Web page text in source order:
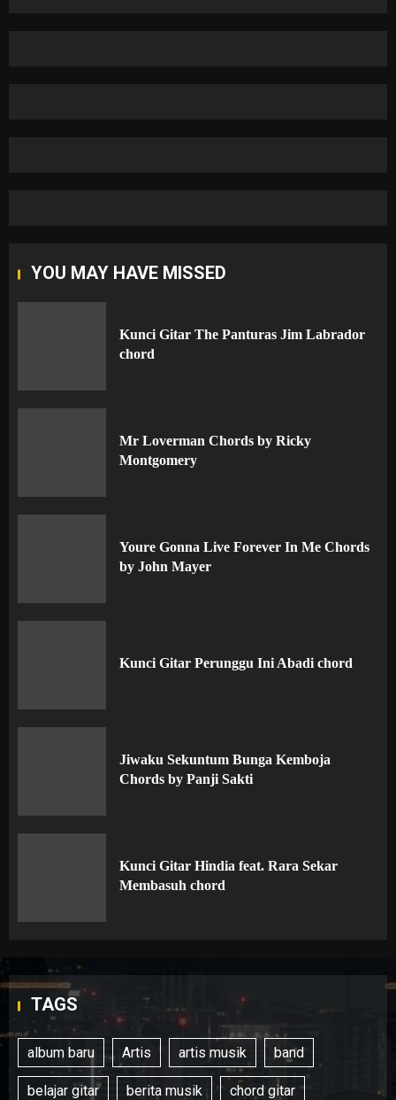
YOU MAY HAVE MISSED
Kunci Gitar The Panturas Jim Labrador
chord
Mr Loverman Chords by Ricky
Montgomery
Youre Gonna Live Forever In Me Chords
by John Mayer
Kunci Gitar Perunggu Ini Abadi chord
Jiwaku Sekuntum Bunga Kemboja
Chords by Panji Sakti
Kunci Gitar Hindia feat. Rara Sekar
Membasuh chord
TAGS
album baru Artis artis musik band
belajar gitar berita musik chord gitar